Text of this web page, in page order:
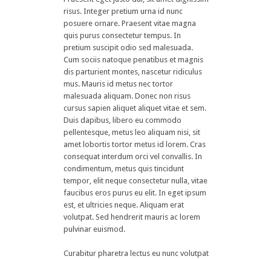
risus. Integer pretium urna id nunc
posuere ornare. Praesent vitae magna
quis purus consectetur tempus. In
pretium suscipit odio sed malesuada.
Cum sociis natoque penatibus et magnis
dis parturient montes, nascetur ridiculus
mus. Mauris id metus nec tortor
malesuada aliquam. Donec non risus
cursus sapien aliquet aliquet vitae et sem.
Duis dapibus, libero eu commodo
pellentesque, metus leo aliquam nisi, sit
amet lobortis tortor metus id lorem. Cras
consequat interdum orci vel convallis. In
condimentum, metus quis tincidunt
tempor, elit neque consectetur nulla, vitae
faucibus eros purus eu elit. In eget ipsum
est, et ultricies neque. Aliquam erat
volutpat. Sed hendrerit mauris ac lorem
pulvinar euismod.
Curabitur pharetra lectus eu nunc volutpat